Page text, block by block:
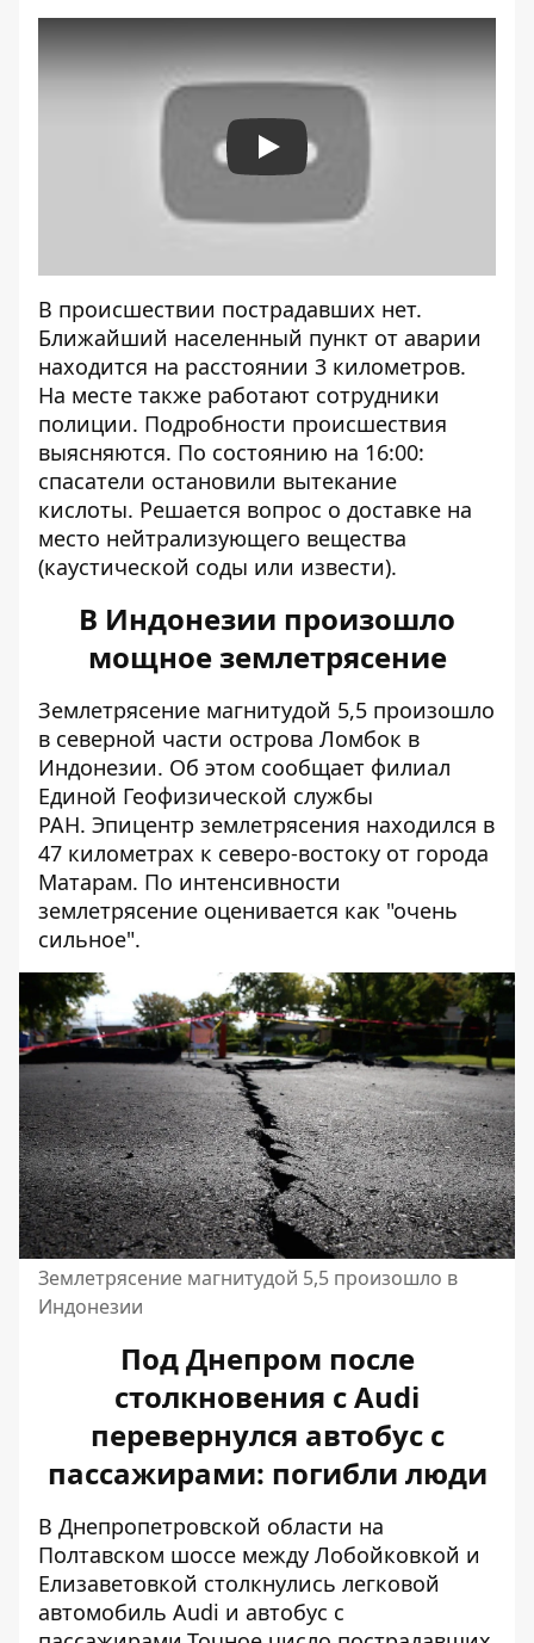
Play
В происшествии пострадавших нет.
Ближайший населенный пункт от аварии
находится на расстоянии 3 километров.
На месте также работают сотрудники
полиции. Подробности происшествия
выясняются. По состоянию на 16:00:
спасатели остановили вытекание
кислоты. Решается вопрос о доставке на
место нейтрализующего вещества
(каустической соды или извести).
В Индонезии произошло
мощное землетрясение
Землетрясение магнитудой 5,5 произошло
в северной части острова Ломбок в
Индонезии. Об этом сообщает филиал
Единой Геофизической службы
РАН. Эпицентр землетрясения находился в
47 километрах к северо-востоку от города
Матарам. По интенсивности
землетрясение оценивается как "очень
сильное".
Землетрясение магнитудой 5,5 произошло в
Индонезии
Под Днепром после
столкновения с Audi
перевернулся автобус с
пассажирами: погибли люди
В Днепропетровской области на
Полтавском шоссе между Лобойковкой и
Елизаветовкой столкнулись легковой
автомобиль Audi и автобус с